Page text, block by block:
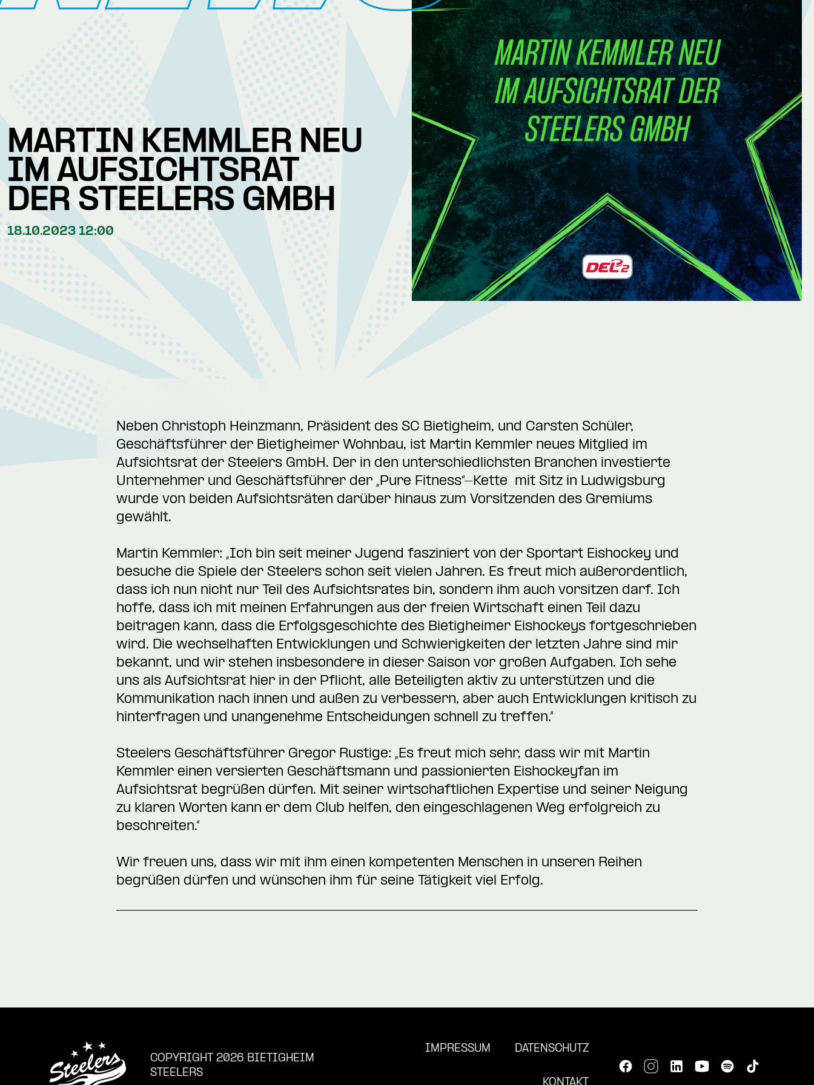
MARTIN KEMMLER NEU
IM AUFSICHTSRAT
DER STEELERS GMBH
18.10.2023 12:00
Neben Christoph Heinzmann, Präsident des SC Bietigheim, und Carsten Schüler,
Geschäftsführer der Bietigheimer Wohnbau, ist Martin Kemmler neues Mitglied im
Aufsichtsrat der Steelers GmbH. Der in den unterschiedlichsten Branchen investierte
Unternehmer und Geschäftsführer der „Pure Fitness“-Kette mit Sitz in Ludwigsburg
wurde von beiden Aufsichtsräten darüber hinaus zum Vorsitzenden des Gremiums
gewählt.
Martin Kemmler: „Ich bin seit meiner Jugend fasziniert von der Sportart Eishockey und
besuche die Spiele der Steelers schon seit vielen Jahren. Es freut mich außerordentlich,
dass ich nun nicht nur Teil des Aufsichtsrates bin, sondern ihm auch vorsitzen darf. Ich
hoffe, dass ich mit meinen Erfahrungen aus der freien Wirtschaft einen Teil dazu
beitragen kann, dass die Erfolgsgeschichte des Bietigheimer Eishockeys fortgeschrieben
wird. Die wechselhaften Entwicklungen und Schwierigkeiten der letzten Jahre sind mir
bekannt, und wir stehen insbesondere in dieser Saison vor großen Aufgaben. Ich sehe
uns als Aufsichtsrat hier in der Pflicht, alle Beteiligten aktiv zu unterstützen und die
Kommunikation nach innen und außen zu verbessern, aber auch Entwicklungen kritisch zu
hinterfragen und unangenehme Entscheidungen schnell zu treffen.“
Steelers Geschäftsführer Gregor Rustige: „Es freut mich sehr, dass wir mit Martin
Kemmler einen versierten Geschäftsmann und passionierten Eishockeyfan im
Aufsichtsrat begrüßen dürfen. Mit seiner wirtschaftlichen Expertise und seiner Neigung
zu klaren Worten kann er dem Club helfen, den eingeschlagenen Weg erfolgreich zu
beschreiten.“
Wir freuen uns, dass wir mit ihm einen kompetenten Menschen in unseren Reihen
begrüßen dürfen und wünschen ihm für seine Tätigkeit viel Erfolg.
COPYRIGHT 2026 BIETIGHEIM
STEELERS
IMPRESSUM DATENSCHUTZ